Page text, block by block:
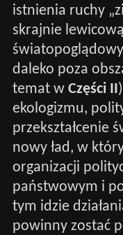
istnienia ruchy
skrajnie
daleko poza
temat w Części II
ekologizmu,
przekształcenie
nowy ład, w
organizacji
państwowym i
tym idzie
powinny zostać